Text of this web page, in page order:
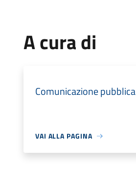
A cura di
Comunicazione pubblica
VAI ALLA PAGINA